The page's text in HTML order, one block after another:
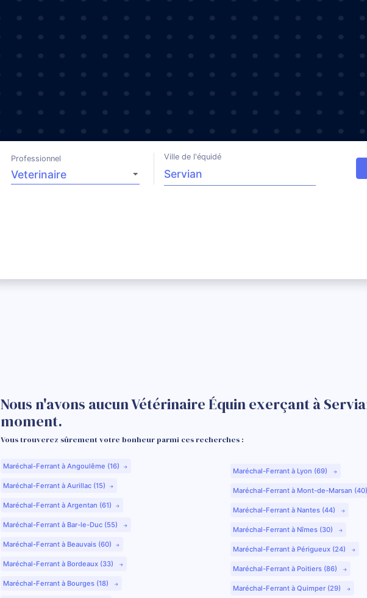
Professionnel Ville de l'équidé
Nous n'avons aucun Vétérinaire Équin exerçant à
moment.
Vous trouverez sûrement votre bonheur parmi ces recherches :
Maréchal-Ferrant à Angoulême (16)
Maréchal-Ferrant à Aurillac (15)
Maréchal-Ferrant à Argentan (61)
Maréchal-Ferrant à Bar-le-Duc (55)
Maréchal-Ferrant à Beauvais (60)
Maréchal-Ferrant à Bordeaux (33)
Maréchal-Ferrant à Bourges (18)
Maréchal-Ferrant à Lyon (69)
Maréchal-Ferrant à Mont-de-Marsan
Maréchal-Ferrant à Nantes (44)
Maréchal-Ferrant à Nîmes (30)
Maréchal-Ferrant à Périgueux (24)
Maréchal-Ferrant à Poitiers (86)
Maréchal-Ferrant à Quimper (29)